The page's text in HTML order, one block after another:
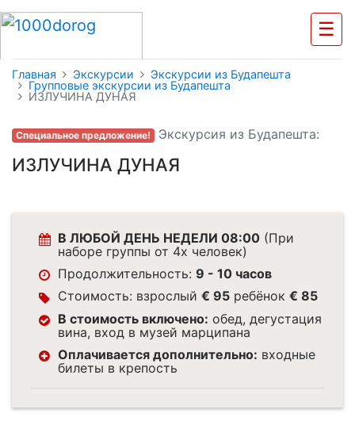
☰
Главная Экскурсии
Экскурсии из Будапешта
Групповые экскурсии из Будапешта
ИЗЛУЧИНА ДУНАЯ
Специальное предложение! Экскурсия из Будапешта:
ИЗЛУЧИНА ДУНАЯ
В ЛЮБОЙ ДЕНЬ НЕДЕЛИ 08:00 (При
наборе группы от 4х человек)
Продолжительность:9 - 10 часов
Стоимость: взрослый€ 95 ребёнок€ 85
В стоимость включено: обед, дегустация
вина, вход в музей марципана
Оплачивается дополнительно: входные
билеты в крепость